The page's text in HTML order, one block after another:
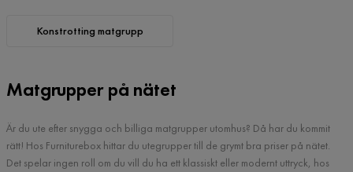
Konstrotting matgrupp
Matgrupper på nätet
Är du ute efter snygga och billiga matgrupper utomhus? Då har du kommit
rätt! Hos Furniturebox hittar du utegrupper till de grymt bra priser på nätet.
Det spelar ingen roll om du vill du ha ett klassiskt eller modernt uttryck, hos